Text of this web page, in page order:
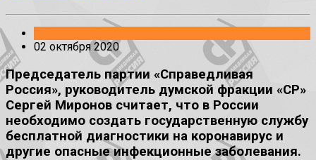
02 октября 2020
Председатель партии «Справедливая
Россия», руководитель думской фракции «СР»
Сергей Миронов считает, что в России
необходимо создать государственную службу
бесплатной диагностики на коронавирус и
другие опасные инфекционные заболевания.